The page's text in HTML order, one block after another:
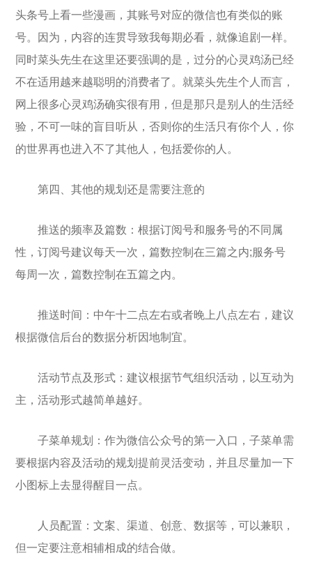
头条号上看一些漫画，其账号对应的微信也有类似的账
号。因为，内容的连贯导致我每期必看，就像追剧一样。
同时菜头先生在这里还要强调的是，过分的心灵鸡汤已经
不在适用越来越聪明的消费者了。就菜头先生个人而言，
网上很多心灵鸡汤确实很有用，但是那只是别人的生活经
验，不可一味的盲目听从，否则你的生活只有你个人，你
的世界再也进入不了其他人，包括爱你的人。
第四、其他的规划还是需要注意的
推送的频率及篇数：根据订阅号和服务号的不同属
性，订阅号建议每天一次，篇数控制在三篇之内;服务号
每周一次，篇数控制在五篇之内。
推送时间：中午十二点左右或者晚上八点左右，建议
根据微信后台的数据分析因地制宜。
活动节点及形式：建议根据节气组织活动，以互动为
主，活动形式越简单越好。
子菜单规划：作为微信公众号的第一入口，子菜单需
要根据内容及活动的规划提前灵活变动，并且尽量加一下
小图标上去显得醒目一点。
人员配置：文案、渠道、创意、数据等，可以兼职，
但一定要注意相辅相成的结合做。